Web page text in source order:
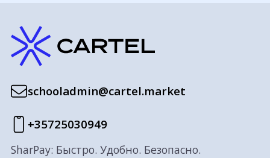
schooladmin@cartel.market
+35725030949
SharPay: Быстро. Удобно. Безопасно.